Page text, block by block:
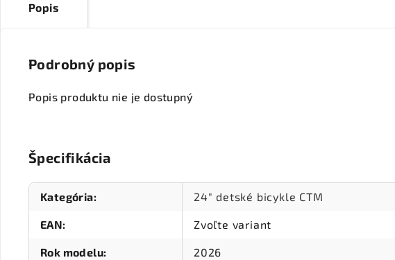
Popis
Podrobný popis
Popis produktu nie je dostupný
Špecifikácia
Kategória: 24" detské bicykle CTM
EAN: Zvoľte variant
Rok modelu: 2026